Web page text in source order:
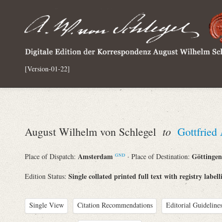
[Version-01-22]
August Wilhelm von Schlegel to Gottfried
Place of Dispatch: Amsterdam GND · Place of Destination: Göttingen
Edition Status: Single collated printed full text with registry
Single View Citation Recommendations Editorial